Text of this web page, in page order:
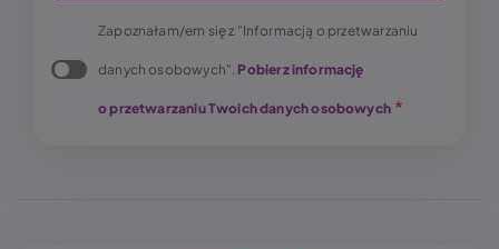
Zapoznałam/em się z "Informacją o przetwarzaniu
danych osobowych". Pobierz informację
o przetwarzaniu Twoich danych osobowych